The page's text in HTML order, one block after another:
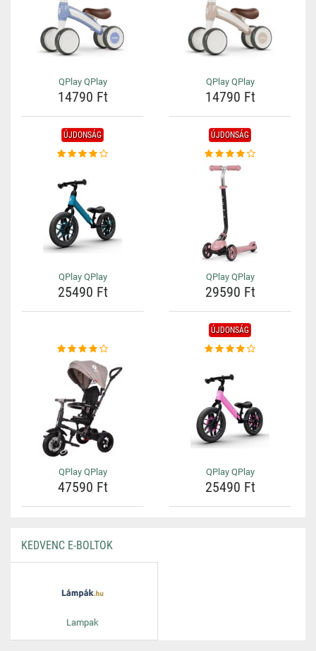
QPlay QPlay
14790 Ft
QPlay QPlay
14790 Ft
ÚJDONSÁG
QPlay QPlay
25490 Ft
ÚJDONSÁG
QPlay QPlay
29590 Ft
QPlay QPlay
47590 Ft
ÚJDONSÁG
QPlay QPlay
25490 Ft
KEDVENC E-BOLTOK
Lampak